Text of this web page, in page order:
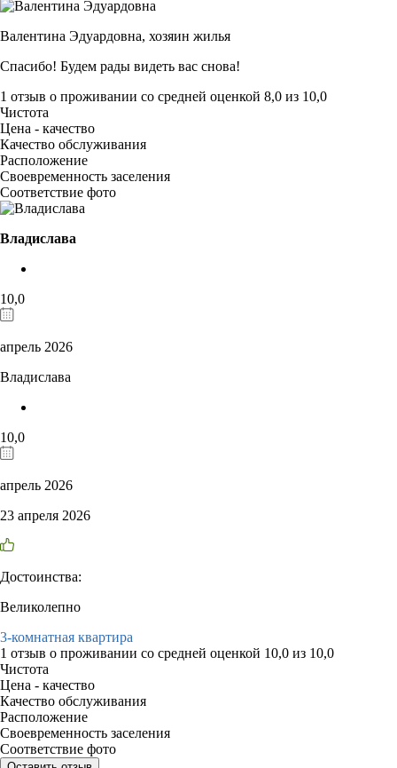
Валентина Эдуардовна, хозяин жилья
Спасибо! Будем рады видеть вас снова!
1 отзыв о проживании со средней оценкой 8,0 из 10,0
Чистота
Цена - качество
Качество обслуживания
Расположение
Своевременность заселения
Соответствие фото
Владислава
10,0
апрель 2026
Владислава
10,0
апрель 2026
23 апреля 2026
Достоинства:
Великолепно
3-комнатная квартира
1 отзыв о проживании со средней оценкой 10,0 из 10,0
Чистота
Цена - качество
Качество обслуживания
Расположение
Своевременность заселения
Соответствие фото